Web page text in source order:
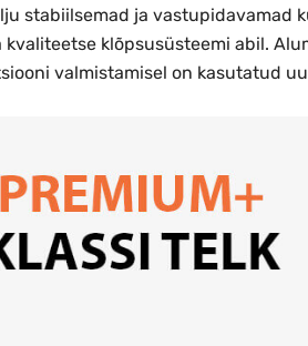
stabiilsemad ja vastupidavamad
kvaliteetse klõpsusüsteemi abil.
valmistamisel on kasutatud